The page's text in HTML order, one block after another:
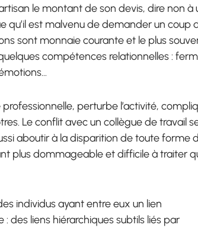
le montant de son devis, dire non à
qu’il est malvenu de demander un coup
sont monnaie courante et le plus
compétences relationnelles :
perturbe l’activité,
Le conflit avec un collègue de travail
aboutir à la disparition de toute forme
plus dommageable et difficile à traiter
individus ayant entre eux un lien
des liens hiérarchiques subtils liés par